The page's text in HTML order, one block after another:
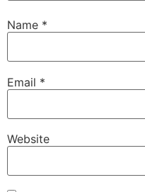
Name *
Email *
Website